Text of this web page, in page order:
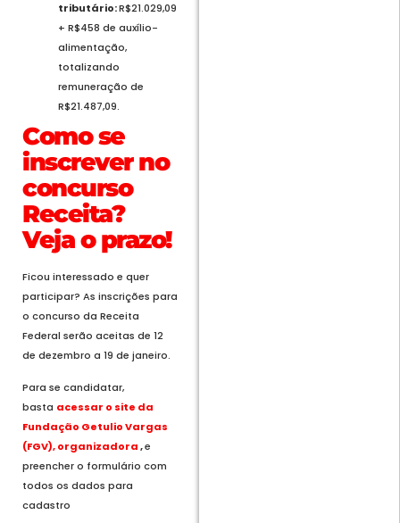
tributário:R$21.029,09
+ R$458 de auxílio-
alimentação,
totalizando
remuneração de
R$21.487,09.
Como se
inscrever no
concurso
Receita?
Veja o prazo!
Ficou interessado e quer
participar? As inscrições para
o concurso da Receita
Federal serão aceitas de 12
de dezembro a 19 de janeiro.
Para se candidatar,
basta acessar o site da
Fundação Getulio Vargas
(FGV), organizadora,e
preencher o formulário com
todos os dados para
cadastro